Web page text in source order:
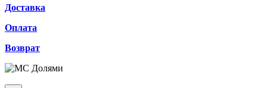
Доставка
Оплата
Возврат